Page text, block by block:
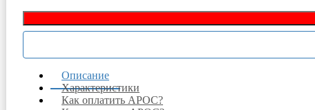
Описание
Характеристики
Как оплатить АРОС?